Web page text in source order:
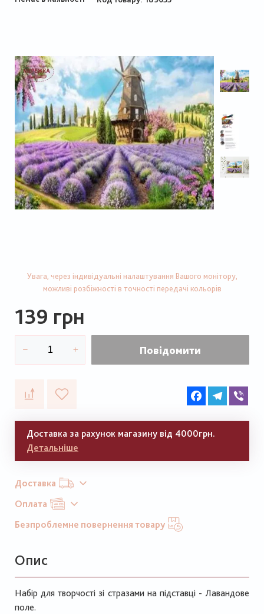
Увага, через індивідуальні налаштування Вашого монітору,
можливі розбіжності в точності передачі кольорів
139 грн
Повідомити
FacebookTelegram
Доставка за рахунок магазину від 4000грн.
Детальніше
Доставка
Оплата
Безпроблемне повернення товару
Опис
Набір для творчості зі стразами на підставці - Лавандове
поле.